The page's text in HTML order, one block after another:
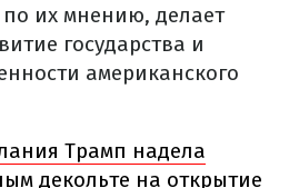
по их мнению, делает
государства и
американского
Трамп надела
декольте на открытие